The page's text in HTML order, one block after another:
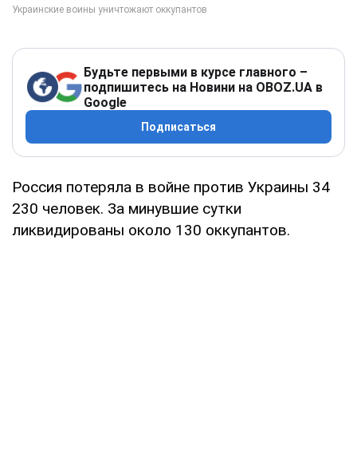
Будьте первыми в курсе главного –
подпишитесь на Новини на OBOZ.UA в
Google
Подписаться
Россия потеряла в войне против Украины 34
230 человек. За минувшие сутки
ликвидированы около 130 оккупантов.